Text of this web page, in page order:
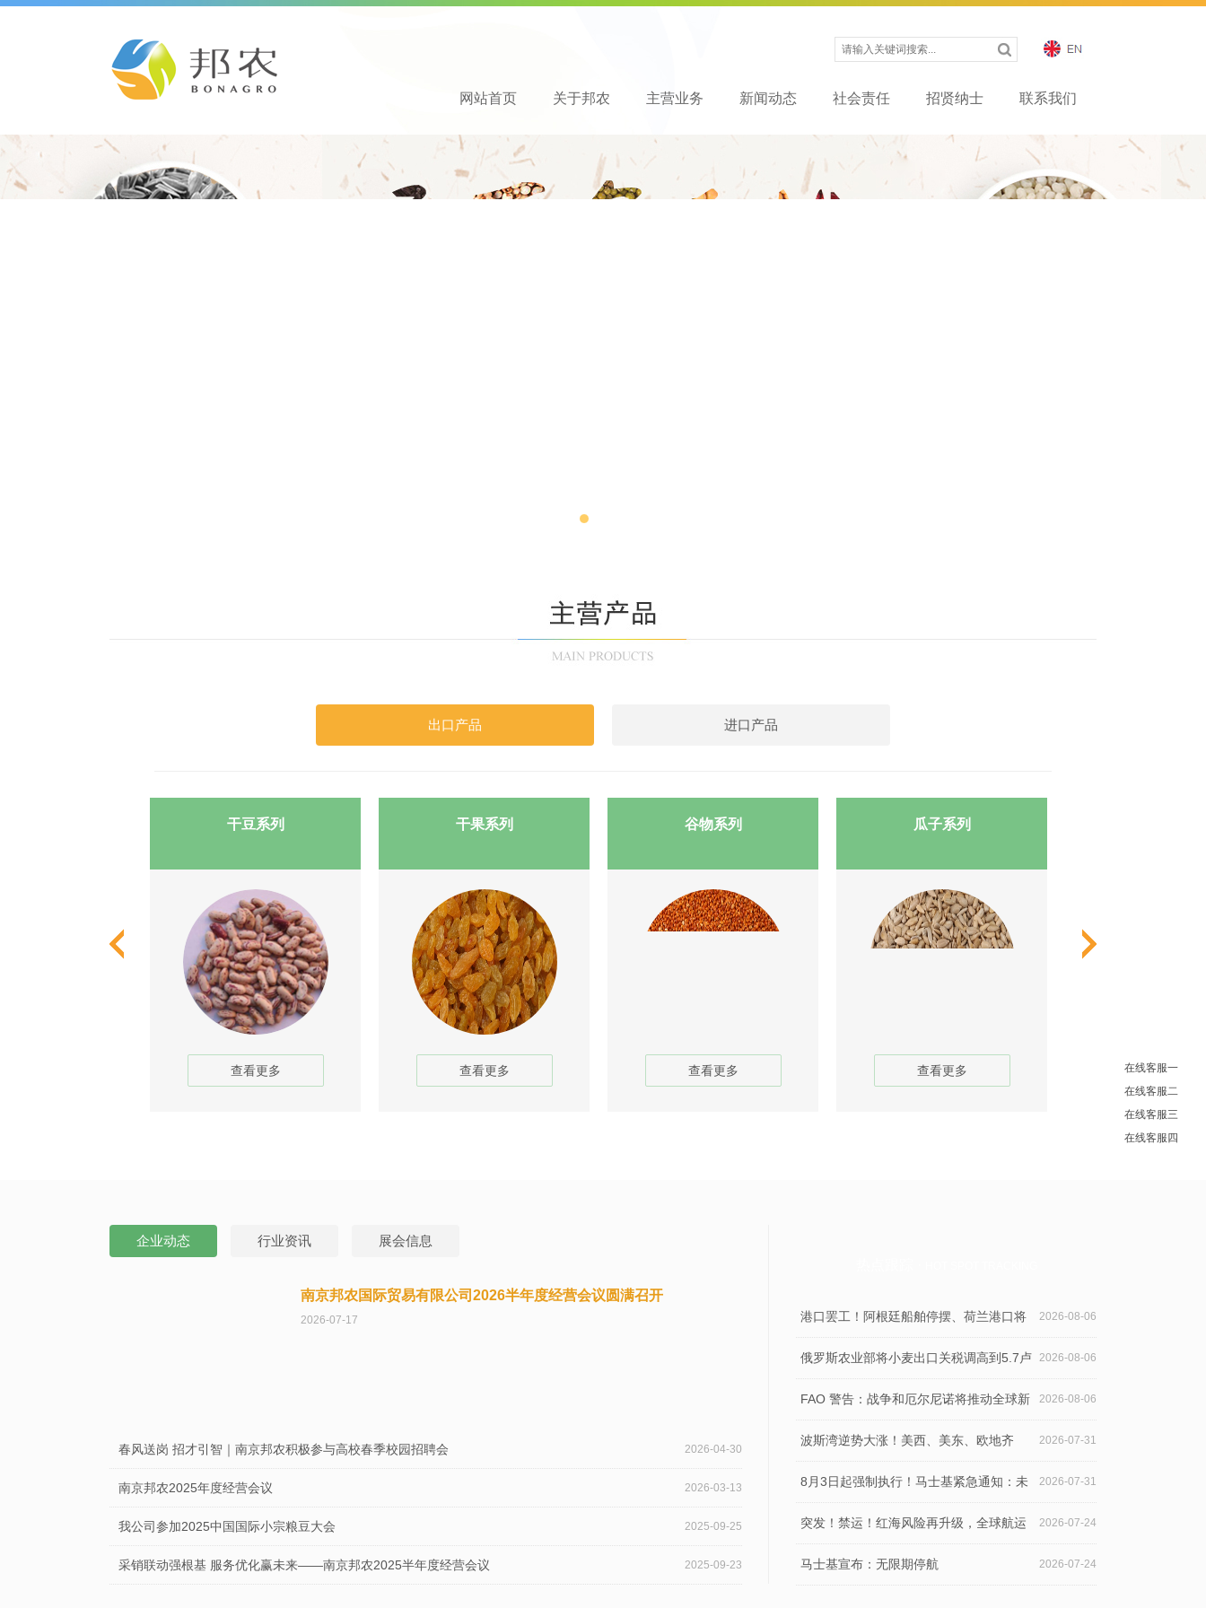
网站首页 关于邦农 主营业务 新闻动态 社会责任 招贤纳士 联系我们
出口产品 进口产品
干豆系列
查看更多
干果系列
查看更多
谷物系列
查看更多
瓜子系列
查看更多 查看更多
企业动态 行业资讯 展会信息
南京邦农国际贸易有限公司2026半年度经营会议圆满召开
2026-07-17
2026-04-30
春风送岗 招才引智｜南京邦农积极参与高校春季校园招聘会
2026-03-13
南京邦农2025年度经营会议
2025-09-25
我公司参加2025中国国际小宗粮豆大会
2025-09-23
采销联动强根基 服务优化赢未来——南京邦农2025半年度经营会议
2026-08-06
港口罢工！阿根廷船舶停摆、荷兰港口将
限时停工，货代需警惕欧洲南美运输延误 2026-08-06
俄罗斯农业部将小麦出口关税调高到5.7卢
布/吨，玉米关税下调 2026-08-06
FAO 警告：战争和厄尔尼诺将推动全球新
一轮食品价格飙升 2026-07-31
波斯湾逆势大涨！美西、美东、欧地齐
跌，运价连续三周回落 2026-07-31
8月3日起强制执行！马士基紧急通知：未
取得该编码，货物或无法装船 2026-07-24
突发！禁运！红海风险再升级，全球航运
迎来新考验 2026-07-24
马士基宣布：无限期停航
在线客服一
在线客服二
在线客服三
在线客服四